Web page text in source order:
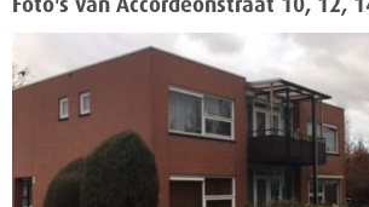
Foto's van Accordeonstraat 10, 12,